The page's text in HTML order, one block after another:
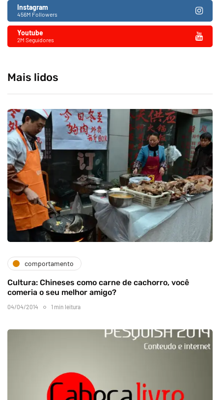
Instagram
456M Followers
Youtube
2M Seguidores
Mais lidos
comportamento
Cultura: Chineses como carne de cachorro, você
comeria o seu melhor amigo?
04/04/2014 1 min leitura